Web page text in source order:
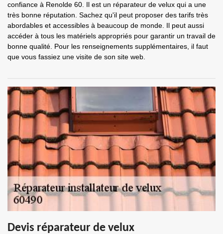
confiance à Renolde 60. Il est un réparateur de velux qui a une
très bonne réputation. Sachez qu'il peut proposer des tarifs très
abordables et accessibles à beaucoup de monde. Il peut aussi
accéder à tous les matériels appropriés pour garantir un travail de
bonne qualité. Pour les renseignements supplémentaires, il faut
que vous fassiez une visite de son site web.
Devis réparateur de velux